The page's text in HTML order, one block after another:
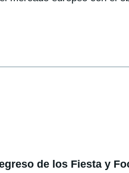
de los Fiesta y